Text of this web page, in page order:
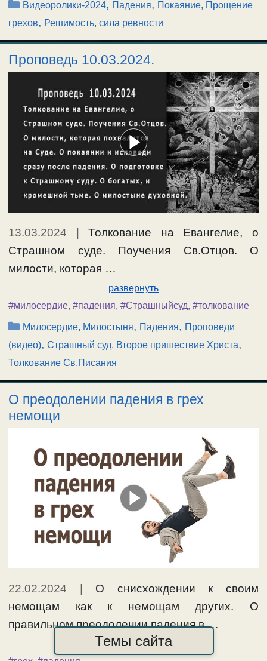
Рубрики
Видеоролики-2024, Падения, Покаяние, Прощение
грехов, Решимость, сила ревности
Проповедь 10.03.2024.
13.03.2024 |Толкование на Евангелие, о
Страшном суде. Поучения Св.Отцов. О
милости, которая …
развернуть
#милосердие, #падения, #Страшныйсуд, #толкование
Рубрики
Милосердие, Милостыня, Падения, Проповеди
(видео), Страшный суд, Второе пришествие Христа,
Толкование Св.Писания
О преодолении падения в грех
немощи
22.02.2024 | О снисхождении к своим
немощам как к немощам других. О
правильном преодолении падения в …
развернуть
Темы сайта